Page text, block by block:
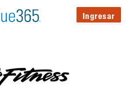
Ingresar